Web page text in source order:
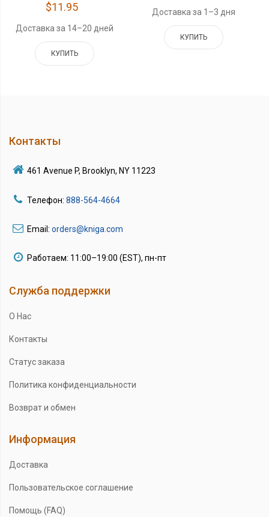
$11.95
Доставка за 14–20 дней
КУПИТЬ
Доставка за 1–3 дня
КУПИТЬ
Контакты
461 Avenue P, Brooklyn, NY 11223
Телефон: 888-564-4664
Email: orders@kniga.com
Работаем: 11:00–19:00 (EST), пн-пт
Служба поддержки
О Нас
Контакты
Статус заказа
Политика конфиденциальности
Возврат и обмен
Информация
Доставка
Пользовательское соглашение
Помощь (FAQ)